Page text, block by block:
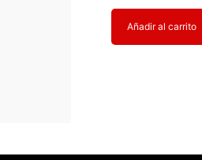
Añadir al carrito